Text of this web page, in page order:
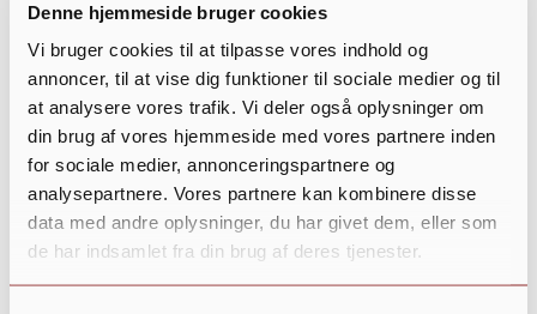
Denne hjemmeside bruger cookies
Vi bruger cookies til at tilpasse vores indhold og
annoncer, til at vise dig funktioner til sociale medier og til
at analysere vores trafik. Vi deler også oplysninger om
din brug af vores hjemmeside med vores partnere inden
for sociale medier, annonceringspartnere og
analysepartnere. Vores partnere kan kombinere disse
data med andre oplysninger, du har givet dem, eller som
de har indsamlet fra din brug af deres tjenester.
Tilføj til kalender